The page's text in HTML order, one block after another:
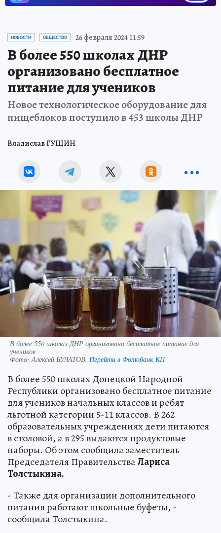
НОВОСТИ ОБЩЕСТВО 26 февраля 2024 11:59
В более 550 школах ДНР
организовано бесплатное
питание для учеников
Новое технологическое оборудование для
пищеблоков поступило в 453 школы ДНР
Владислав ГУЩИН
В более 550 школах ДНР организовано бесплатное питание для
учеников
Фото: Алексей БУЛАТОВ. Перейти в Фотобанк КП
В более 550 школах Донецкой Народной
Республики организовано бесплатное питание
для учеников начальных классов и ребят
льготной категории 5-11 классов. В 262
образовательных учреждениях дети питаются
в столовой, а в 295 выдаются продуктовые
наборы. Об этом сообщила заместитель
Председателя ПравительстваЛариса
Толстыкина.
- Также для организации дополнительного
питания работают школьные буфеты, -
сообщила Толстыкина.